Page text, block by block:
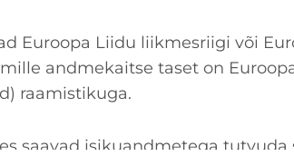
Euroopa Liidu liikmesriigi või
andmekaitse taset on
raamistikuga.
saavad isikuandmetega